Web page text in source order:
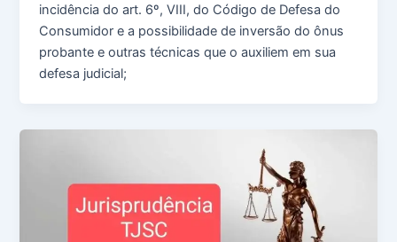
incidência do art. 6º, VIII, do Código de Defesa do
Consumidor e a possibilidade de inversão do ônus
probante e outras técnicas que o auxiliem em sua
defesa judicial;